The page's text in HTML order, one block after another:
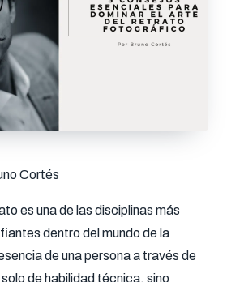
Cortés
es una de las disciplinas más
dentro del mundo de la
de una persona a través de
de habilidad técnica, sino